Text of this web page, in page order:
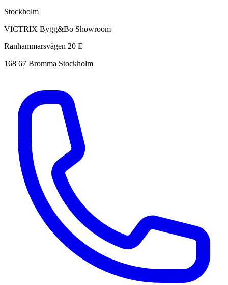
Stockholm
VICTRIX Bygg&Bo Showroom
Ranhammarsvägen 20 E
168 67 Bromma Stockholm